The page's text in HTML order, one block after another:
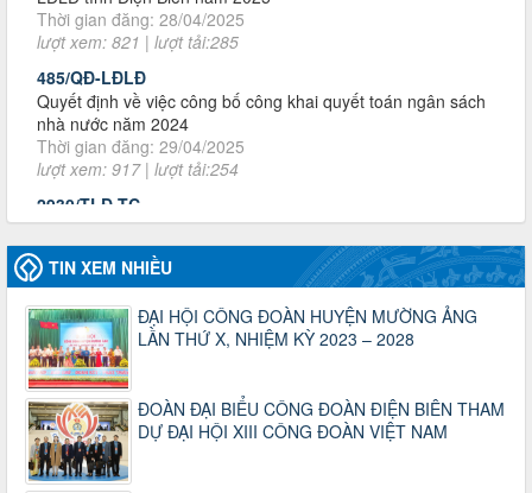
Quyết định về việc công bố công khai quyết toán ngân sách
nhà nước năm 2024
Thời gian đăng: 29/04/2025
lượt xem: 917 | lượt tải:254
2930/TLĐ-TC
Công văn số 2930/TLĐ-TC, ngày 31/12/2024 của Tổng
LĐLĐ Việt Nam về việc quy định tỷ lệ phân phối tự động
KPCĐ 2% qua tài khoản Công đoàn Việt Nam về các cấp
Công đoàn năm 2025
Thời gian đăng: 06/01/2025
lượt xem: 1067 | lượt tải:437
Thông tin chuyên đề: Một số nôi dung về sắp xếp tổ chức bộ
máy của hệ thống chính trị tinh gọn, hoạt động hiệu lực, hiệu
quả
Thời gian đăng: 25/12/2024
lượt xem: 1225 | lượt tải:339
37/HD-TLĐ
Hướng dẫn Công đoàn với việc tổ chức và hoạt động của
TIN XEM NHIỀU
ĐẠI HỘI CÔNG ĐOÀN HUYỆN MƯỜNG ẢNG
LẦN THỨ X, NHIỆM KỲ 2023 – 2028
ĐOÀN ĐẠI BIỂU CÔNG ĐOÀN ĐIỆN BIÊN THAM
DỰ ĐẠI HỘI XIII CÔNG ĐOÀN VIỆT NAM